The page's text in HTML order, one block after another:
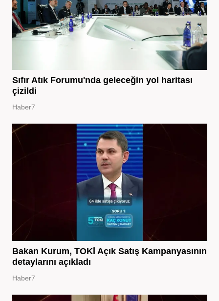
Sıfır Atık Forumu'nda geleceğin yol haritası
çizildi
Haber7
Bakan Kurum, TOKİ Açık Satış Kampanyasının
detaylarını açıkladı
Haber7